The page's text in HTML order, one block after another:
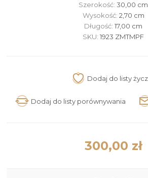
Szerokość:30,00 cm
Wysokość: 2,70 cm
Długość:17,00 cm
SKU: 1923 ZMTMPF
300,00 zł